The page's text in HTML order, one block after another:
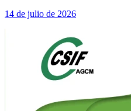
14 de julio de 2026